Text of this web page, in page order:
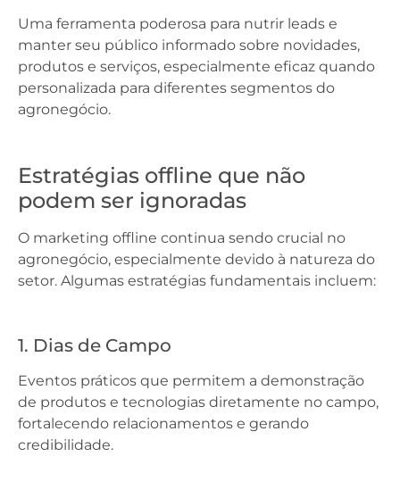
Uma ferramenta poderosa para nutrir leads e
manter seu público informado sobre novidades,
produtos e serviços, especialmente eficaz quando
personalizada para diferentes segmentos do
agronegócio.
Estratégias offline que não
podem ser ignoradas
O marketing offline continua sendo crucial no
agronegócio, especialmente devido à natureza do
setor. Algumas estratégias fundamentais incluem:
1. Dias de Campo
Eventos práticos que permitem a demonstração
de produtos e tecnologias diretamente no campo,
fortalecendo relacionamentos e gerando
credibilidade.